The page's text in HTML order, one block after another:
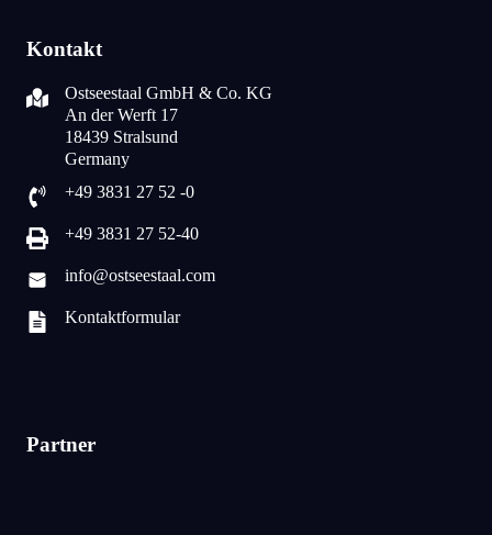
Kontakt
Ostseestaal GmbH & Co. KG
An der Werft 17
18439 Stralsund
Germany
+49 3831 27 52 -0
+49 3831 27 52-40
info@ostseestaal.com
Kontaktformular
Partner